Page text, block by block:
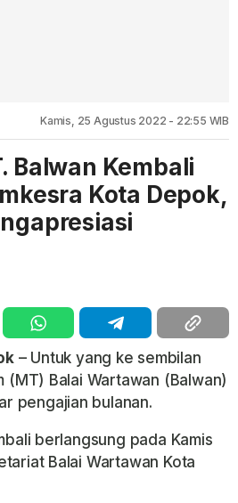
Kamis, 25 Agustus 2022 - 22:55 WIB
Balwan Kembali
Kota Depok,
– Untuk yang ke sembilan
(MT) Balai Wartawan (Balwan)
pengajian bulanan.
berlangsung pada Kamis
Balai Wartawan Kota